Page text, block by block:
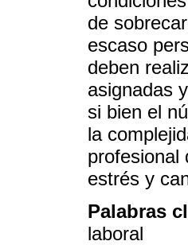
de
escaso
deben
asignadas
si bien el
la
profesional
estrés y
Palabras
laboral